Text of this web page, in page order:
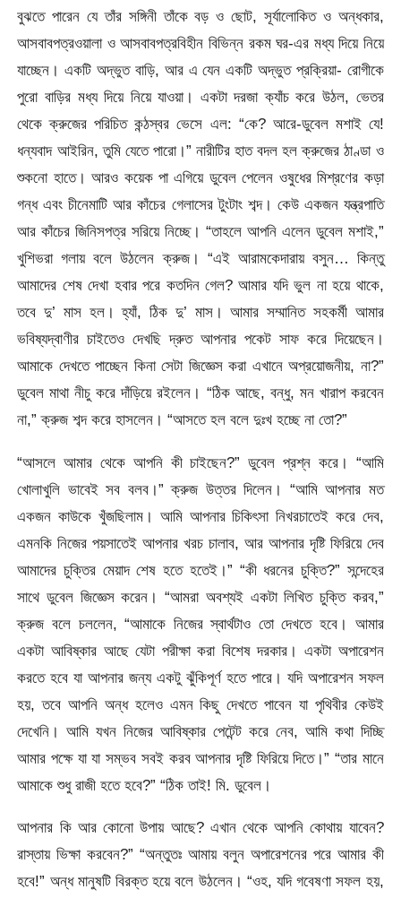
বুঝতে পারেন যে তাঁর সঙ্গিনী তাঁকে বড় ও ছোট, সূর্যালোকিত ও অন্ধকার,
আসবাবপত্রওয়ালা ও আসবাবপত্রবিহীন বিভিন্ন রকম ঘর-এর মধ্য দিয়ে নিয়ে
যাচ্ছেন। একটি অদ্ভুত বাড়ি, আর এ যেন একটি অদ্ভুত প্রক্রিয়া- রোগীকে
পুরো বাড়ির মধ্য দিয়ে নিয়ে যাওয়া। একটা দরজা ক্যাঁচ করে উঠল, ভেতর
থেকে ক্রুজের পরিচিত কন্ঠস্বর ভেসে এল: “কে? আরে-ডুবেল মশাই যে!
ধন্যবাদ আইরিন, তুমি যেতে পারো।” নারীটির হাত বদল হল ক্রুজের ঠাণ্ডা ও
শুকনো হাতে। আরও কয়েক পা এগিয়ে ডুবেল পেলেন ওষুধের মিশ্রণের কড়া
গন্ধ এবং চীনেমাটি আর কাঁচের গেলাসের টুংটাং শব্দ। কেউ একজন যন্ত্রপাতি
আর কাঁচের জিনিসপত্র সরিয়ে নিচ্ছে। “তাহলে আপনি এলেন ডুবেল মশাই,”
খুশিভরা গলায় বলে উঠলেন ক্রুজ। “এই আরামকেদারায় বসুন… কিন্তু
আমাদের শেষ দেখা হবার পরে কতদিন গেল? আমার যদি ভুল না হয়ে থাকে,
তবে দু’ মাস হল। হ্যাঁ, ঠিক দু’ মাস। আমার সম্মানিত সহকর্মী আমার
ভবিষ্যদ্বাণীর চাইতেও দেখছি দ্রুত আপনার পকেট সাফ করে দিয়েছেন।
আমাকে দেখতে পাচ্ছেন কিনা সেটা জিজ্ঞেস করা এখানে অপ্রয়োজনীয়, না?”
ডুবেল মাথা নীচু করে দাঁড়িয়ে রইলেন। “ঠিক আছে, বন্ধু, মন খারাপ করবেন
না,” ক্রুজ শব্দ করে হাসলেন। “আসতে হল বলে দুঃখ হচ্ছে না তো?”
“আসলে আমার থেকে আপনি কী চাইছেন?” ডুবেল প্রশ্ন করে। “আমি
খোলাখুলি ভাবেই সব বলব।” ক্রুজ উত্তর দিলেন। “আমি আপনার মত
একজন কাউকে খুঁজছিলাম। আমি আপনার চিকিৎসা নিখরচাতেই করে দেব,
এমনকি নিজের পয়সাতেই আপনার খরচ চালাব, আর আপনার দৃষ্টি ফিরিয়ে দেব
আমাদের চুক্তির মেয়াদ শেষ হতে হতেই।” “কী ধরনের চুক্তি?” সন্দেহের
সাথে ডুবেল জিজ্ঞেস করেন। “আমরা অবশ্যই একটা লিখিত চুক্তি করব,”
ক্রুজ বলে চললেন, “আমাকে নিজের স্বার্থটাও তো দেখতে হবে। আমার
একটা আবিষ্কার আছে যেটা পরীক্ষা করা বিশেষ দরকার। একটা অপারেশন
করতে হবে যা আপনার জন্য একটু ঝুঁকিপূর্ণ হতে পারে। যদি অপারেশন সফল
হয়, তবে আপনি অন্ধ হলেও এমন কিছু দেখতে পাবেন যা পৃথিবীর কেউই
দেখেনি। আমি যখন নিজের আবিষ্কার পেটেন্ট করে নেব, আমি কথা দিচ্ছি
আমার পক্ষে যা যা সম্ভব সবই করব আপনার দৃষ্টি ফিরিয়ে দিতে।” “তার মানে
আমাকে শুধু রাজী হতে হবে?” “ঠিক তাই! মি. ডুবেল।
আপনার কি আর কোনো উপায় আছে? এখান থেকে আপনি কোথায় যাবেন?
রাস্তায় ভিক্ষা করবেন?” “অন্তুতঃ আমায় বলুন অপারেশনের পরে আমার কী
হবে!” অন্ধ মানুষটি বিরক্ত হয়ে বলে উঠলেন। “ওহ, যদি গবেষণা সফল হয়,